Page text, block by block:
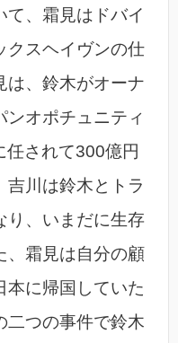
て、霜見はドバイ
クスヘイヴンの仕
は、鈴木がオーナ
ンオポチュニティ
任されて300億円
吉川は鈴木とトラ
り、いまだに生存
、霜見は自分の顧
本に帰国していた
二つの事件で鈴木